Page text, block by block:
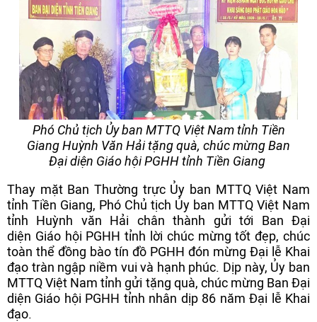
Phó Chủ tịch Ủy ban MTTQ Việt Nam tỉnh Tiền
Giang Huỳnh Văn Hải tặng quà, chúc mừng Ban
Đại diện Giáo hội PGHH tỉnh Tiền Giang
Thay mặt Ban Thường trực Ủy ban MTTQ Việt Nam
tỉnh Tiền Giang, Phó Chủ tịch Ủy ban MTTQ Việt Nam
tỉnh Huỳnh văn Hải chân thành gửi tới Ban Đại
diện Giáo hội PGHH tỉnh lời chúc mừng tốt đẹp, chúc
toàn thể đồng bào tín đồ PGHH đón mừng Đại lễ Khai
đạo tràn ngập niềm vui và hạnh phúc. Dịp này, Ủy ban
MTTQ Việt Nam tỉnh gửi tặng quà, chúc mừng Ban Đại
diện Giáo hội PGHH tỉnh nhân dịp 86 năm Đại lễ Khai
đạo.